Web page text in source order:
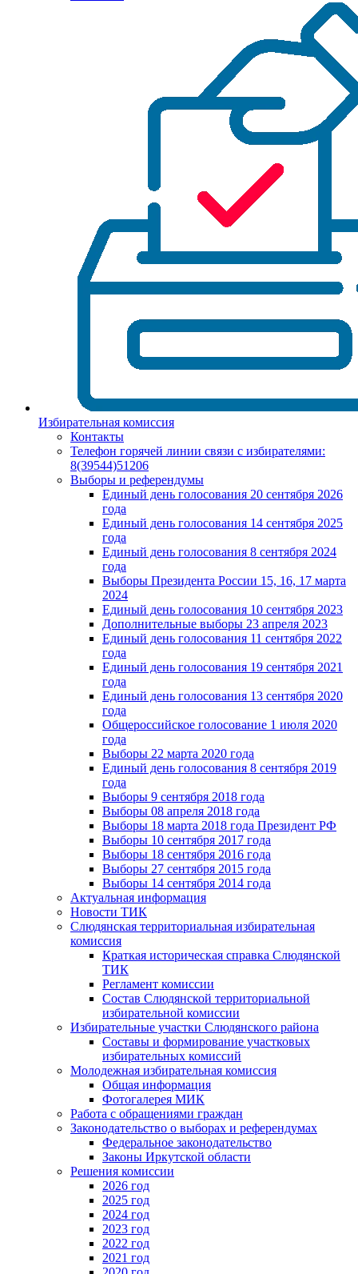
Избирательная комиссия
Контакты
Телефон горячей линии связи с избирателями:
8(39544)51206
Выборы и референдумы
Единый день голосования 20 сентября 2026
года
Единый день голосования 14 сентября 2025
года
Единый день голосования 8 сентября 2024
года
Выборы Президента России 15, 16, 17 марта
2024
Единый день голосования 10 сентября 2023
Дополнительные выборы 23 апреля 2023
Единый день голосования 11 сентября 2022
года
Единый день голосования 19 сентября 2021
года
Единый день голосования 13 сентября 2020
года
Общероссийское голосование 1 июля 2020
года
Выборы 22 марта 2020 года
Единый день голосования 8 сентября 2019
года
Выборы 9 сентября 2018 года
Выборы 08 апреля 2018 года
Выборы 18 марта 2018 года Президент РФ
Выборы 10 сентября 2017 года
Выборы 18 сентября 2016 года
Выборы 27 сентября 2015 года
Выборы 14 сентября 2014 года
Актуальная информация
Новости ТИК
Слюдянская территориальная избирательная
комиссия
Краткая историческая справка Слюдянской
ТИК
Регламент комиссии
Состав Слюдянской территориальной
избирательной комиссии
Избирательные участки Слюдянского района
Составы и формирование участковых
избирательных комиссий
Молодежная избирательная комиссия
Общая информация
Фотогалерея МИК
Работа с обращениями граждан
Законодательство о выборах и референдумах
Федеральное законодательство
Законы Иркутской области
Решения комиссии
2026 год
2025 год
2024 год
2023 год
2022 год
2021 год